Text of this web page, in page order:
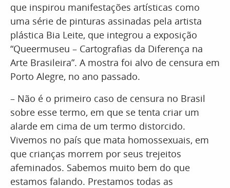
que inspirou manifestações artísticas como
uma série de pinturas assinadas pela artista
plástica Bia Leite, que integrou a exposição
“Queermuseu – Cartografias da Diferença na
Arte Brasileira”. A mostra foi alvo de censura em
Porto Alegre, no ano passado.
– Não é o primeiro caso de censura no Brasil
sobre esse termo, em que se tenta criar um
alarde em cima de um termo distorcido.
Vivemos no país que mata homossexuais, em
que crianças morrem por seus trejeitos
afeminados. Sabemos muito bem do que
estamos falando. Prestamos todas as